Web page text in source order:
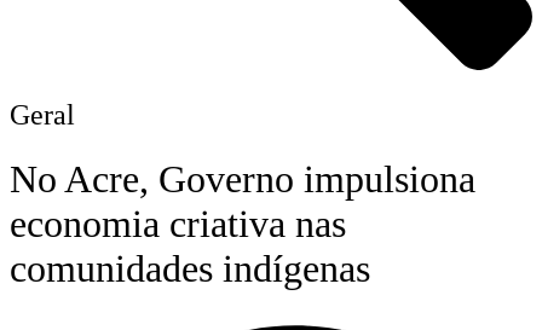
Geral
No Acre, Governo impulsiona
economia criativa nas
comunidades indígenas